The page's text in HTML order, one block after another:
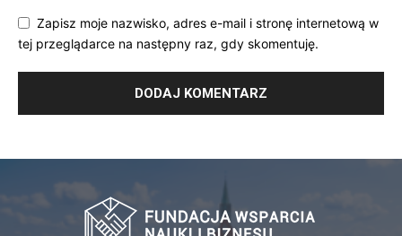
Zapisz moje nazwisko, adres e-mail i stronę internetową w
tej przeglądarce na następny raz, gdy skomentuję.